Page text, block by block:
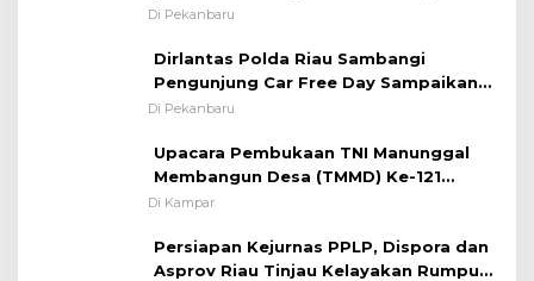
System OMP LK ²024 Polsek Rumbai,
Pentingnya Memelihara dan Menjaga
Situasi Kondusif
Di Pekanbaru
Dirlantas Polda Riau Sambangi
Pengunjung Car Free Day Sampaikan
Pesan Edukasi Kamtibmas &
Di Pekanbaru
Upacara Pembukaan TNI Manunggal
Membangun Desa (TMMD) Ke-121
Kodim 0313/KPR Tahun 2024) ?
Di Kampar
Persiapan Kejurnas PPLP, Dispora dan
Asprov Riau Tinjau Kelayakan Rumput